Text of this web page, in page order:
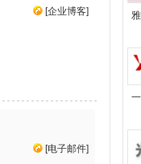
[企业博客]
[电子邮件]